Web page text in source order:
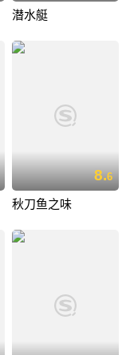
潜水艇
8.6
秋刀鱼之味